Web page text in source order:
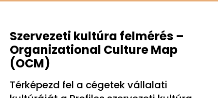
Szervezeti kultúra felmérés –
Organizational Culture Map
(OCM)
Térképezd fel a cégetek vállalati